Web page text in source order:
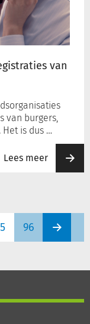
van
van burgers,
is dus …
Lees meer
96